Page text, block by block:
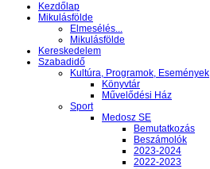
Kezdőlap
Mikulásfölde
Elmesélés...
Mikulásfölde
Kereskedelem
Szabadidő
Kultúra, Programok, Események
Könyvtár
Művelődési Ház
Sport
Medosz SE
Bemutatkozás
Beszámolók
2023-2024
2022-2023